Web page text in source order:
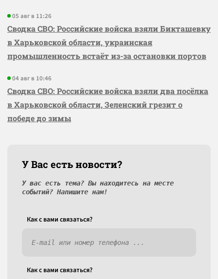
05 авг в 11:26
Сводка СВО: Российские войска взяли Бикташевку
в Харьковской области, украинская
промышленность встаёт из-за остановки портов
04 авг в 10:46
Сводка СВО: Российские войска взяли два посёлка
в Харьковской области, Зеленский грезит о
победе до зимы
У Вас есть новости?
У вас есть тема? Вы находитесь на месте
событий? Напишите нам!
Как c вами связаться?
Как c вами связаться?